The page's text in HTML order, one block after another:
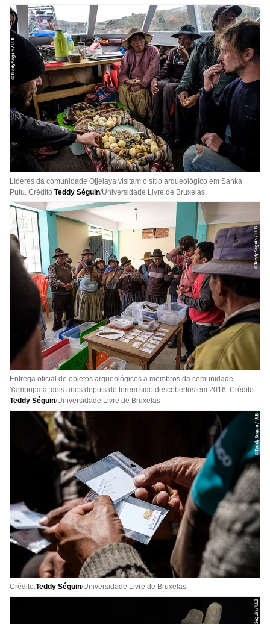
Líderes da comunidade Ojjelaya visitam o sítio arqueológico em Sanka
Putu. Crédito Teddy Séguin/Universidade Livre de Bruxelas
Entrega oficial de objetos arqueológicos a membros da comunidade
Yampupata, dois anos depois de terem sido descobertos em 2016. Crédito
Teddy Séguin/Universidade Livre de Bruxelas
Crédito:Teddy Séguin/Universidade Livre de Bruxelas